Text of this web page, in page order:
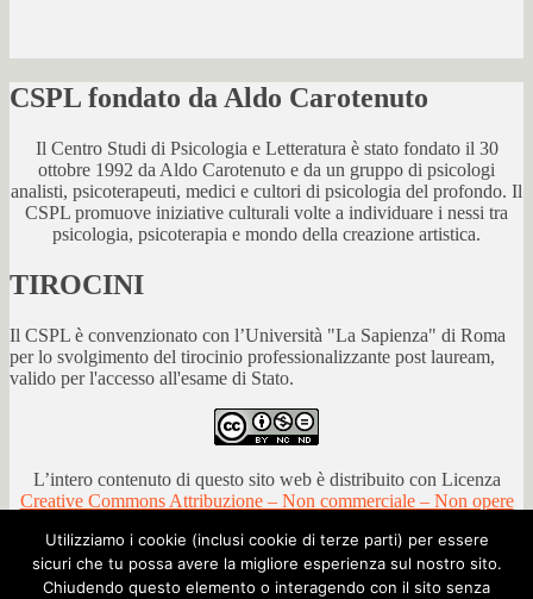
Utilizziamo i cookie (inclusi cookie di terze parti) per essere
sicuri che tu possa avere la migliore esperienza sul nostro sito.
Chiudendo questo elemento o interagendo con il sito senza
CSPL fondato da Aldo Carotenuto
Il Centro Studi di Psicologia e Letteratura è stato fondato il 30
ottobre 1992 da Aldo Carotenuto e da un gruppo di psicologi
analisti, psicoterapeuti, medici e cultori di psicologia del profondo. Il
CSPL promuove iniziative culturali volte a individuare i nessi tra
psicologia, psicoterapia e mondo della creazione artistica.
TIROCINI
Il CSPL è convenzionato con l’Università "La Sapienza" di Roma
per lo svolgimento del tirocinio professionalizzante post lauream,
valido per l'accesso all'esame di Stato.
L’intero contenuto di questo sito web è distribuito con Licenza
Creative Commons Attribuzione – Non commerciale – Non opere